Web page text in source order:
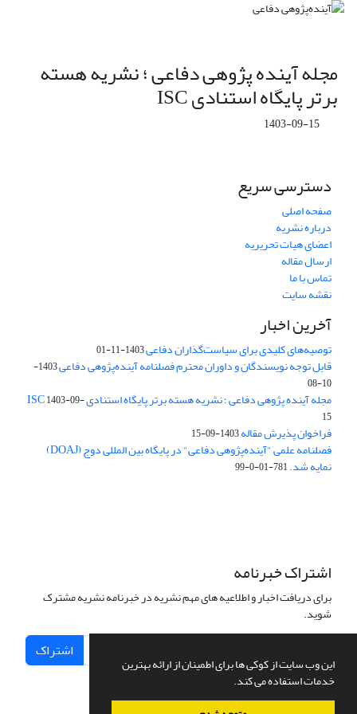
این وب سایت از کوکی ها برای اطمینان از ارائه بهترین
خدمات استفاده می کند.
مجله آینده پژوهی دفاعی ؛ نشریه هسته
برتر پایگاه استنادی ISC
1403-09-15
دسترسی سریع
صفحه اصلی
درباره نشریه
اعضای هیات تحریریه
ارسال مقاله
تماس با ما
نقشه سایت
آخرین اخبار
توصیه‌های کلیدی برای سیاست‌گذاران دفاعی1403-11-01
قابل توجه نویسندگان و داوران محترم فصلنامه آینده‌پژوهی دفاعی
1403-
10-08
مجله آینده پژوهی دفاعی ؛ نشریه هسته برتر پایگاه استنادی ISC1403-09-
15
فراخوان پذیرش مقاله1403-09-15
فصلنامه علمی "آینده‌پژوهی دفاعی" در پایگاه بین المللی دوج (DOAJ)
نمایه شد.781-01-0-99
اشتراک خبرنامه
برای دریافت اخبار و اطلاعیه های مهم نشریه در خبرنامه نشریه مشترک
شوید.
اشتراک